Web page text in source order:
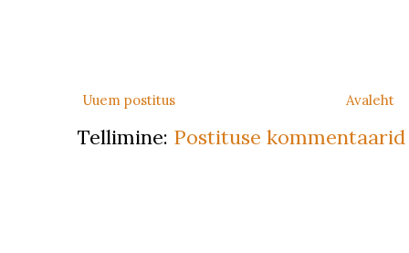
Uuem postitus Avaleht
Tellimine: Postituse